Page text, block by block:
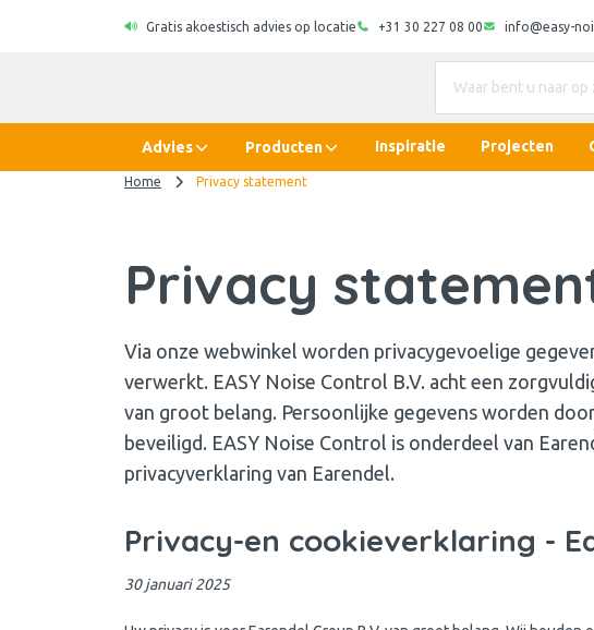
Gratis akoestisch advies op locatie +31 30 227 08 00 info@easy-
Advies Producten Inspiratie Projecten
Home Privacy statement
Privacy
Via onze webwinkel worden privacygevoelige
verwerkt. EASY Noise Control B.V. acht een
van groot belang. Persoonlijke gegevens worden
beveiligd. EASY Noise Control is onderdeel van
privacyverklaring van Earendel.
Privacy-en cookieverklaring -
30 januari 2025